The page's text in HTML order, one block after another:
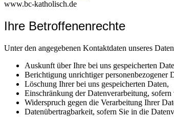
www.bc-katholisch.de
Ihre Betroffenenrechte
Unter den angegebenen Kontaktdaten unseres
Auskunft über Ihre bei uns gespeicherten
Berichtigung unrichtiger personenbezogener
Löschung Ihrer bei uns gespeicherten Daten,
Einschränkung der Datenverarbeitung,
Widerspruch gegen die Verarbeitung Ihrer
Datenübertragbarkeit, sofern Sie in die